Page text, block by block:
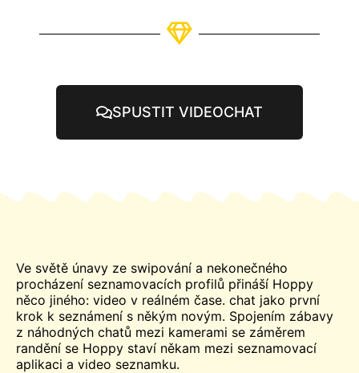
SPUSTIT VIDEOCHAT
Ve světě únavy ze swipování a nekonečného
procházení seznamovacích profilů přináší Hoppy
něco jiného: video v reálném čase. chat jako první
krok k seznámení s někým novým. Spojením zábavy
z náhodných chatů mezi kamerami se záměrem
randění se Hoppy staví někam mezi seznamovací
aplikaci a video seznamku.